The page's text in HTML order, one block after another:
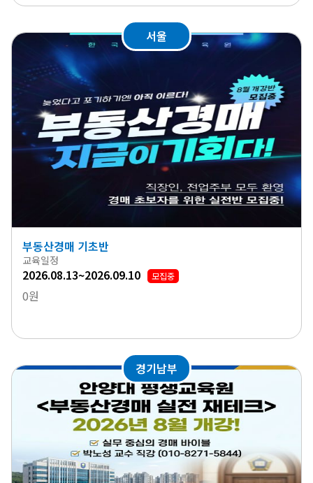
서울
부동산경매 기초반
교육일정
2026.08.13~2026.09.10 모집중
0원
경기남부